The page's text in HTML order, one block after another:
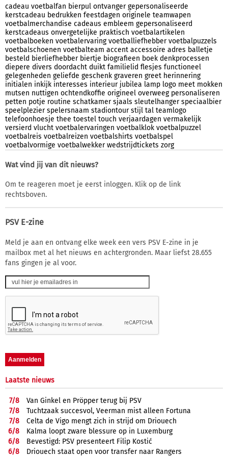
cadeau voetbalfan bierpul ontvanger gepersonaliseerde
kerstcadeau bedrukken feestdagen originele teamwapen
voetbalmerchandise cadeaus embleem gepersonaliseerd
kerstcadeaus onvergetelijke praktisch voetbalartikelen
voetbalboeken voetbalervaring voetballiefhebber voetbalpuzzels
voetbalschoenen voetbalteam accent accessoire adres balletje
besteld bierliefhebber biertje biografieen boek denkprocessen
diepere divers doordacht duikt familielid flesjes functioneel
gelegenheden geliefde geschenk graveren greet herinnering
initialen inkijk interesses interieur jubilea lamp logo meet mokken
mutsen nuttigen ochtendkoffie origineel overweeg personaliseren
petten potje routine schatkamer sjaals sleutelhanger speciaalbier
speelplezier spelersnaam stadiontour stijl tal teamlogo
telefoonhoesje thee toestel touch verjaardagen vermakelijk
versierd vlucht voetbalervaringen voetbalklok voetbalpuzzel
voetbalreis voetbalreizen voetbalshirts voetbalspel
voetbalvormige voetbalwekker wedstrijdtickets zorg
Wat vind jij van dit nieuws?
Om te reageren moet je eerst inloggen. Klik op de link
rechtsboven.
PSV E-zine
Meld je aan en ontvang elke week een vers PSV E-zine in je
mailbox met al het nieuws en achtergronden. Maar liefst 28.655
fans gingen je al voor.
Laatste nieuws
7/8
Van Ginkel en Pröpper terug bij PSV
7/8
Tuchtzaak succesvol, Veerman mist alleen Fortuna
7/8
Celta de Vigo mengt zich in strijd om Driouech
6/8
Kalma loopt zware blessure op in Luxemburg
6/8
Bevestigd: PSV presenteert Filip Kostić
6/8
Driouech staat open voor transfer naar Rangers